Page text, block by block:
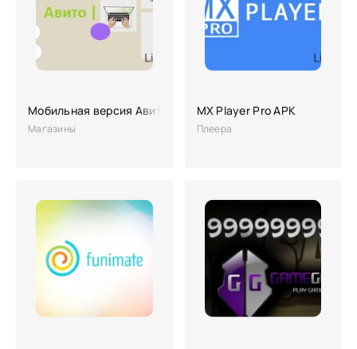
Мобильная версия Авито
Магазины
MX Player Pro APK
Плеера